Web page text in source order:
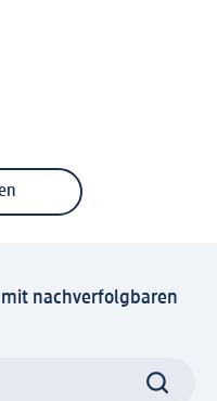
nachverfolgbaren